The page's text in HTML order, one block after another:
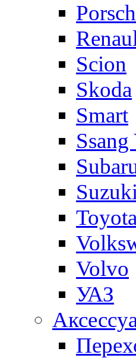
Scion
Skoda
Smart
Suzuki
Toyota
Volvo
УАЗ